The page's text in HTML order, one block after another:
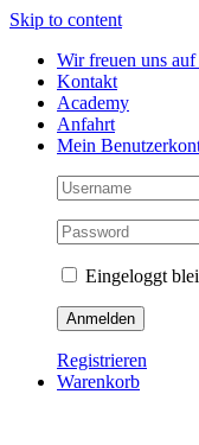
Skip to content
Wir freuen uns
Kontakt
Academy
Anfahrt
Mein
Eingeloggt
Registrieren
Warenkorb